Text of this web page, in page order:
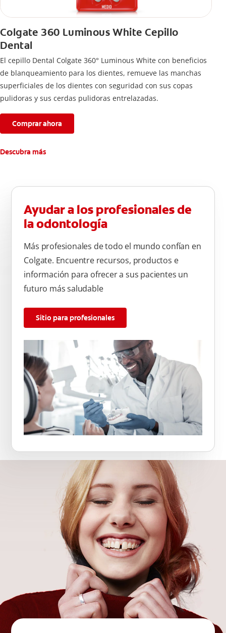
Colgate 360 Luminous White Cepillo
Dental
El cepillo Dental Colgate 360° Luminous White con beneficios
de blanqueamiento para los dientes, remueve las manchas
superficiales de los dientes con seguridad con sus copas
pulidoras y sus cerdas pulidoras entrelazadas.
Comprar ahora
Descubra más
Ayudar a los profesionales de
la odontología
Más profesionales de todo el mundo confían en
Colgate. Encuentre recursos, productos e
información para ofrecer a sus pacientes un
futuro más saludable
Sitio para profesionales